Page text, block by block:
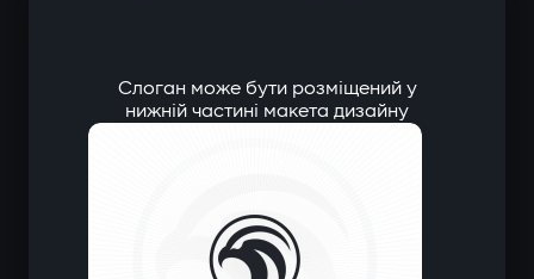
Слоган може бути розміщений у
нижній частині макета дизайну